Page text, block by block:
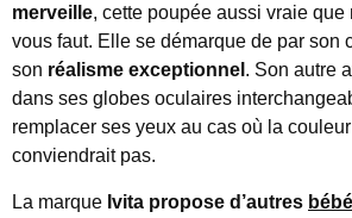
merveille, cette poupée aussi vraie que
vous faut. Elle se démarque de par son
son réalisme exceptionnel . Son autre
dans ses globes oculaires
remplacer ses yeux au cas où la
conviendrait pas.
La marque Ivita propose d’autres